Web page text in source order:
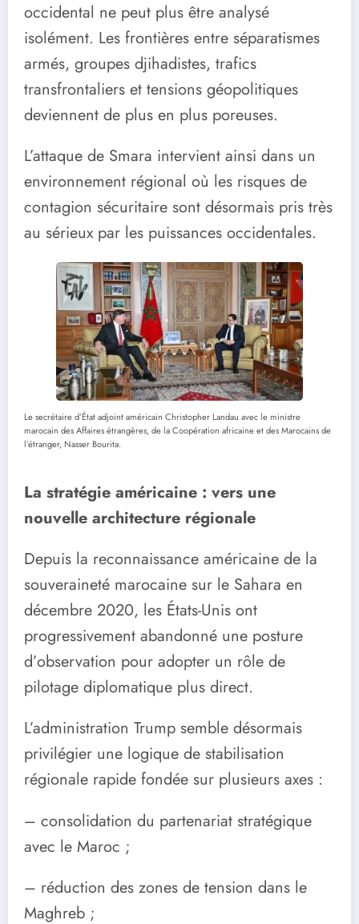
occidental ne peut plus être analysé
isolément. Les frontières entre séparatismes
armés, groupes djihadistes, trafics
transfrontaliers et tensions géopolitiques
deviennent de plus en plus poreuses.
L’attaque de Smara intervient ainsi dans un
environnement régional où les risques de
contagion sécuritaire sont désormais pris très
au sérieux par les puissances occidentales.
Le secrétaire d’État adjoint américain Christopher Landau avec le ministre
marocain des Affaires étrangères, de la Coopération africaine et des Marocains de
l’étranger, Nasser Bourita.
La stratégie américaine : vers une
nouvelle architecture régionale
Depuis la reconnaissance américaine de la
souveraineté marocaine sur le Sahara en
décembre 2020, les États-Unis ont
progressivement abandonné une posture
d’observation pour adopter un rôle de
pilotage diplomatique plus direct.
L’administration Trump semble désormais
privilégier une logique de stabilisation
régionale rapide fondée sur plusieurs axes :
– consolidation du partenariat stratégique
avec le Maroc ;
– réduction des zones de tension dans le
Maghreb ;